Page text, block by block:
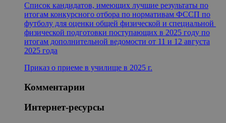
Список кандидатов, имеющих лучшие результаты по
итогам конкурсного отбора по нормативам ФССП по
футболу для оценки общей физической и специальной
физической подготовки поступающих в 2025 году по
итогам дополнительной ведомости от 11 и 12 августа
2025 года
Приказ о приеме в училище в 2025 г.
Комментарии
Интернет-ресурсы